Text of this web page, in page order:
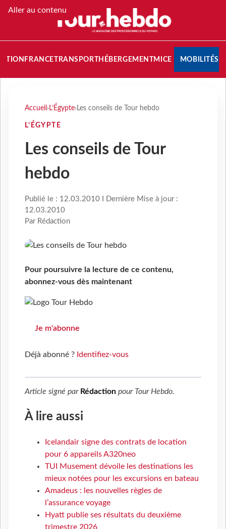
Aller au contenu
FRANCETRANSPORT HÉBERGEMENTMICE MOBILITÉS
Accueil › L’Égypte› Les conseils de Tour hebdo
L’ÉGYPTE
Les conseils de Tour
hebdo
Publié le : 12.03.2010 I Dernière Mise à jour :
12.03.2010
Par Rédaction
Pour poursuivre la lecture de ce contenu,
abonnez-vous dès maintenant
Je m'abonne
Déjà abonné ? Identifiez-vous
Article signé par Rédaction pour Tour Hebdo.
À lire aussi
Icelandair signe des contrats de location
pour 6 appareils A320neo
TUI Musement dévoile les destinations les
mieux notées pour les excursions en bateau
Amadeus : les nouvelles règles de
l’assurance voyage
Hyatt publie ses résultats du deuxième
trimestre 2026